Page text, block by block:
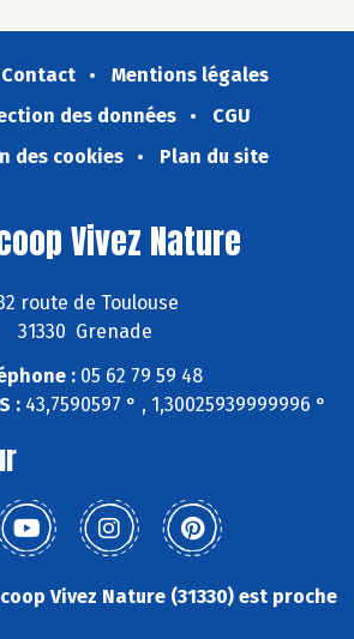
Contact
Mentions légales
des données
CGU
des cookies
Plan du site
Vivez Nature
route de Toulouse
31330 Grenade
:05 62 79 59 48
:43,7590597 ° , 1,30025939999996 °
Vivez Nature (31330) est proche